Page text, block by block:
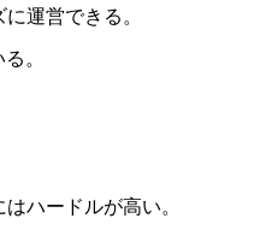
運営できる。
。
ハードルが高い。